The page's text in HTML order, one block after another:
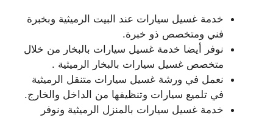
خدمة غسيل سيارات عند البيت الرميثية وبخبرة
فني ومتخصص ذو خبرة.
نوفر أيضا خدمة غسيل سيارات بالبخار من خلال
متخصص غسيل سيارات بالبخار الرميثية .
نعمل في ورشة غسيل سيارات متنقل الرميثية
في تلميع سيارات وتنظيفها من الداخل والخارج.
خدمة غسيل سيارات بالمنزل الرميثية ونوفر